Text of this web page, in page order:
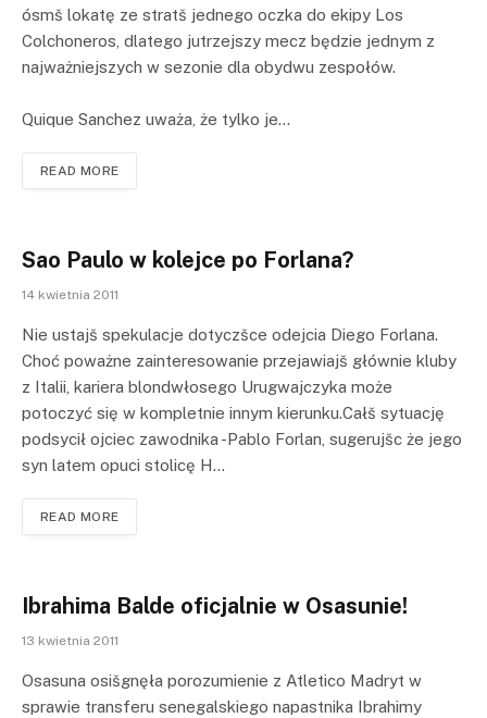
ósmš lokatę ze stratš jednego oczka do ekipy Los
Colchoneros, dlatego jutrzejszy mecz będzie jednym z
najważniejszych w sezonie dla obydwu zespołów.
Quique Sanchez uważa, że tylko je…
READ MORE
Sao Paulo w kolejce po Forlana?
14 kwietnia 2011
Nie ustajš spekulacje dotyczšce odejcia Diego Forlana.
Choć poważne zainteresowanie przejawiajš głównie kluby
z Italii, kariera blondwłosego Urugwajczyka może
potoczyć się w kompletnie innym kierunku.Całš sytuację
podsycił ojciec zawodnika -Pablo Forlan, sugerujšc że jego
syn latem opuci stolicę H…
READ MORE
Ibrahima Balde oficjalnie w Osasunie!
13 kwietnia 2011
Osasuna osišgnęła porozumienie z Atletico Madryt w
sprawie transferu senegalskiego napastnika Ibrahimy